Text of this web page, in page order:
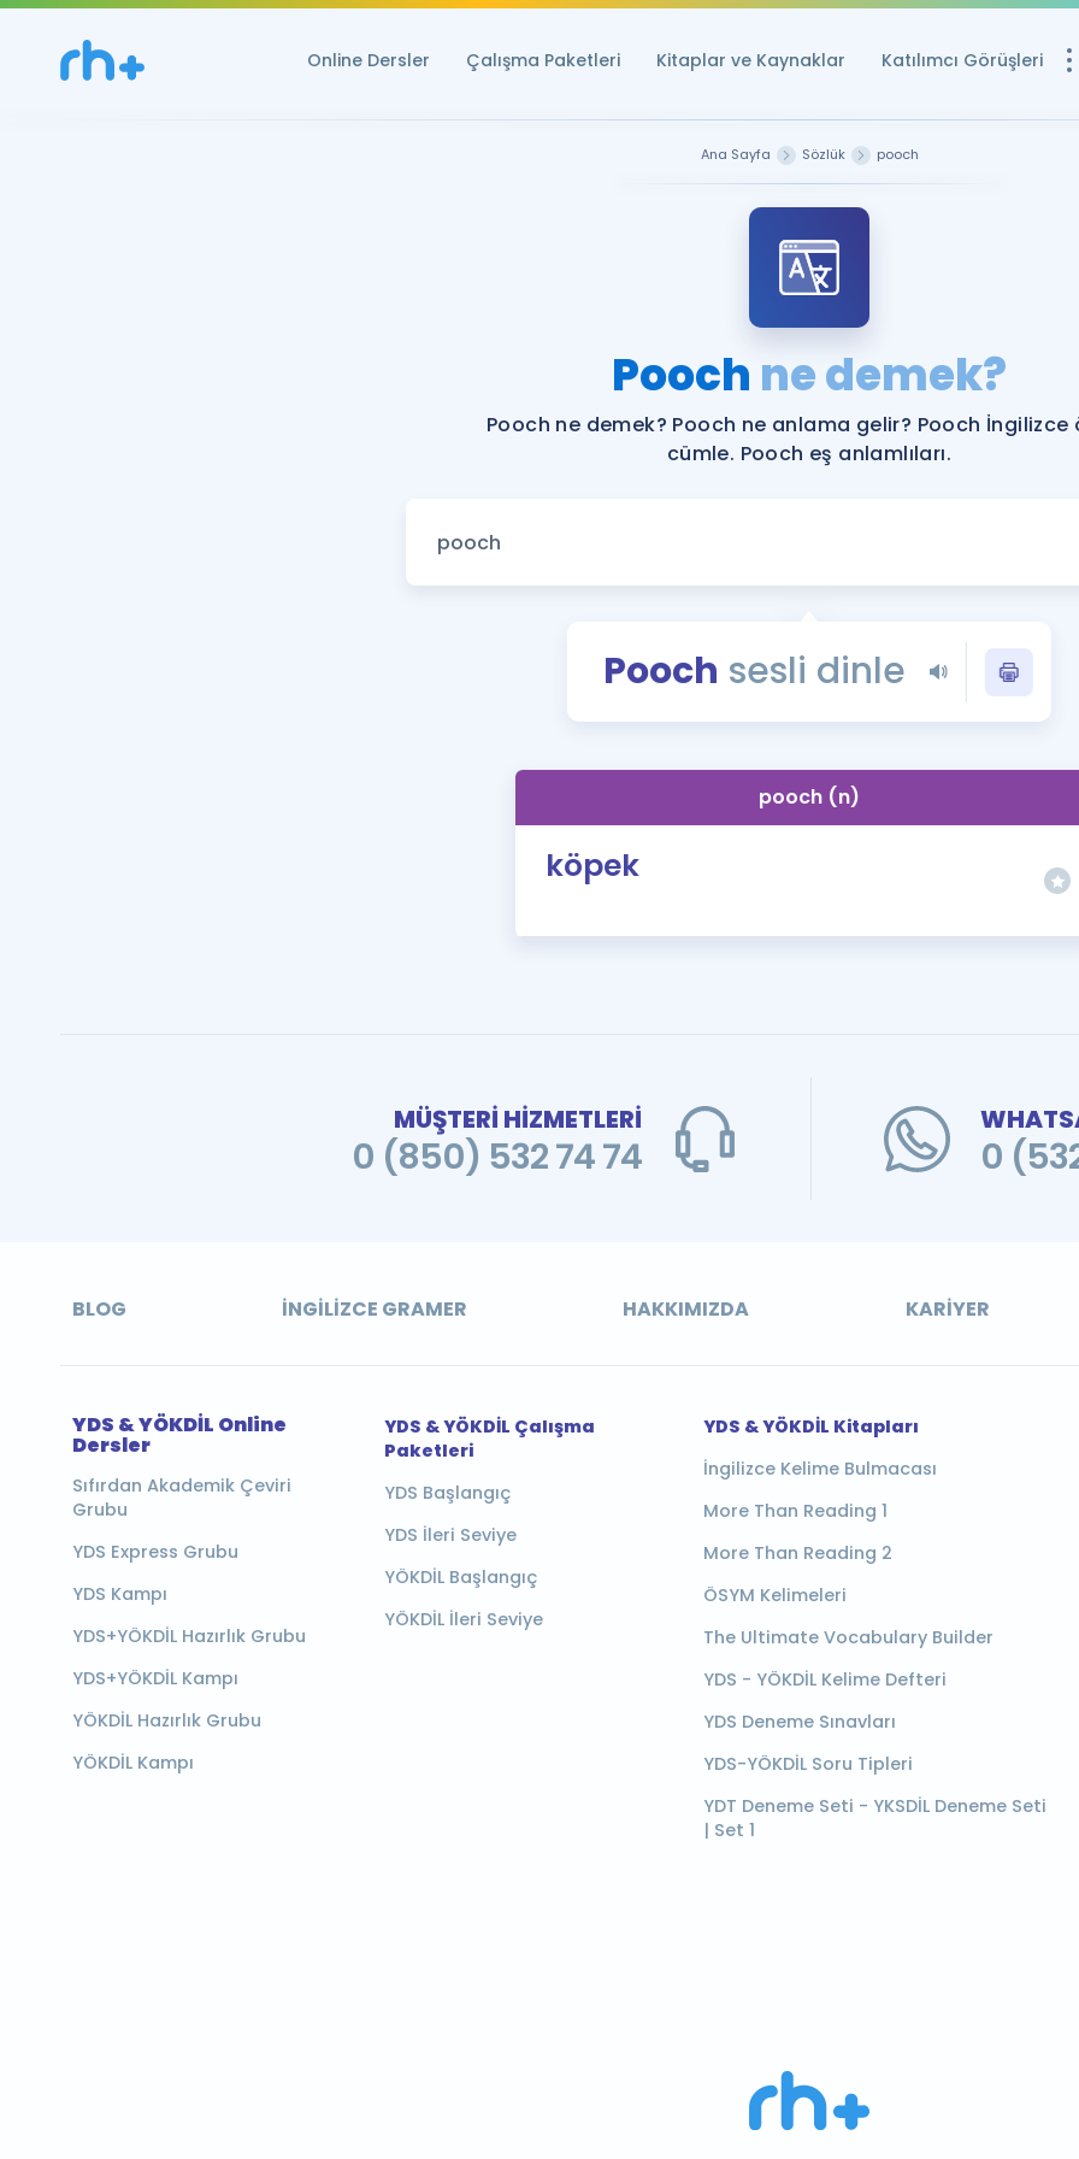
Online Dersler Çalışma Paketleri Kitaplar ve Kaynaklar Katılımcı Görüşleri
YDS ve YÖKDİL
Rehberlik Aracı
YDS ve YÖKDİL'e
Tüm ÖSYM
YDS - YÖKDİL
İngilizce Gramer
Ana Sayfa Sözlük pooch
Pooch ne demek?
Pooch ne demek? Pooch ne anlama gelir? Pooch İngilizce
cümle. Pooch eş anlamlıları.
Pooch sesli dinle
pooch (n)
köpek
MÜŞTERİ HİZMETLERİ
0 (850) 532 74 74 0
BLOG İNGILIZCE GRAMER HAKKIMIZDA KARIYER
YDS & YÖKDİL Online
Dersler
Sıfırdan Akademik Çeviri
Grubu
YDS Express Grubu
YDS Kampı
YDS+YÖKDİL Hazırlık Grubu
YDS+YÖKDİL Kampı
YÖKDİL Hazırlık Grubu
YÖKDİL Kampı
YDS & YÖKDİL Çalışma
Paketleri
YDS Başlangıç
YDS İleri Seviye
YÖKDİL Başlangıç
YÖKDİL İleri Seviye
YDS & YÖKDİL Kitapları
İngilizce Kelime Bulmacası
More Than Reading 1
More Than Reading 2
ÖSYM Kelimeleri
The Ultimate Vocabulary Builder
YDS - YÖKDİL Kelime Defteri
YDS Deneme Sınavları
YDS-YÖKDİL Soru Tipleri
YDT Deneme Seti - YKSDİL Deneme Seti
| Set 1